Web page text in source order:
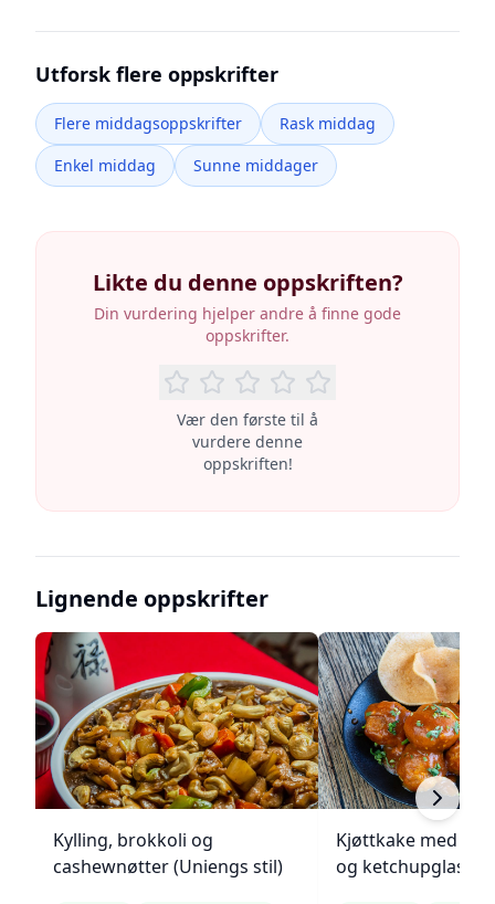
Utforsk flere oppskrifter
Flere middagsoppskrifter
Rask middag
Enkel middag
Sunne middager
Likte du denne oppskriften?
Din vurdering hjelper andre å finne gode
oppskrifter.
Vær den første til å
vurdere denne
oppskriften!
Lignende oppskrifter
Kylling, brokkoli og
cashewnøtter (Uniengs stil)
Kjøttkake med
og ketchupglasur